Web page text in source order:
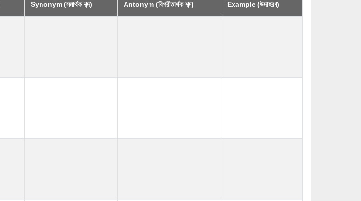
Synonym (সমার্থক শব্দ) Antonym (বিপরীতার্থক শব্দ) Example (উদাহরণ)